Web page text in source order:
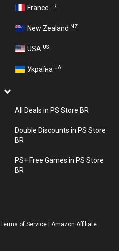
France FR
New Zealand NZ
USA US
Україна UA
All Deals in PS Store BR
Double Discounts in PS Store
BR
PS+ Free Games in PS Store
BR
Terms of Service
Amazon Affiliate